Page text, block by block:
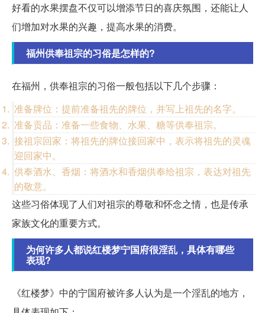
好看的水果摆盘不仅可以增添节日的喜庆氛围，还能让人
们增加对水果的兴趣，提高水果的消费。
福州供奉祖宗的习俗是怎样的?
在福州，供奉祖宗的习俗一般包括以下几个步骤：
准备牌位：提前准备祖先的牌位，并写上祖先的名字。
准备贡品：准备一些食物、水果、糖等供奉祖宗。
接祖宗回家：将祖先的牌位接回家中，表示将祖先的灵魂
迎回家中。
供奉酒水、香烟：将酒水和香烟供奉给祖宗，表达对祖先
的敬意。
这些习俗体现了人们对祖宗的尊敬和怀念之情，也是传承
家族文化的重要方式。
为何许多人都说红楼梦宁国府很淫乱，具体有哪些
表现?
《红楼梦》中的宁国府被许多人认为是一个淫乱的地方，